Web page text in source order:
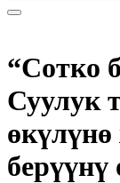
“Сотко
Суулук
берүүнү